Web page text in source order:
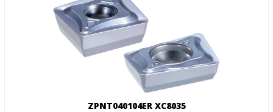
ZPNT040104ER XC8035